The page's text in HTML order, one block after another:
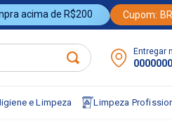
acima de R$200 Cupom:
Entregar
e Limpeza Limpeza